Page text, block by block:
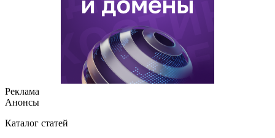
Реклама
Анонсы
Каталог статей